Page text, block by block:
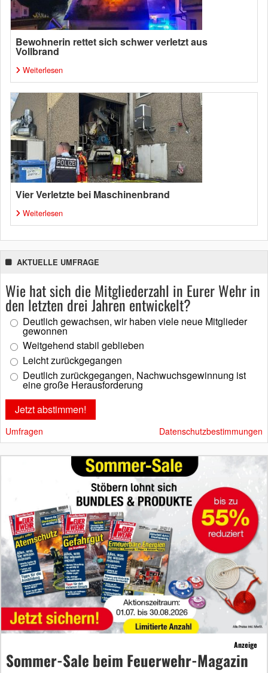
Bewohnerin rettet sich schwer verletzt aus
Vollbrand
Weiterlesen
Vier Verletzte bei Maschinenbrand
Weiterlesen
AKTUELLE UMFRAGE
Wie hat sich die Mitgliederzahl in Eurer Wehr in
den letzten drei Jahren entwickelt?
Deutlich gewachsen, wir haben viele neue Mitglieder
gewonnen
Weitgehend stabil geblieben
Leicht zurückgegangen
Deutlich zurückgegangen, Nachwuchsgewinnung ist
eine große Herausforderung
Umfragen Datenschutzbestimmungen
Anzeige
Sommer-Sale beim Feuerwehr-Magazin